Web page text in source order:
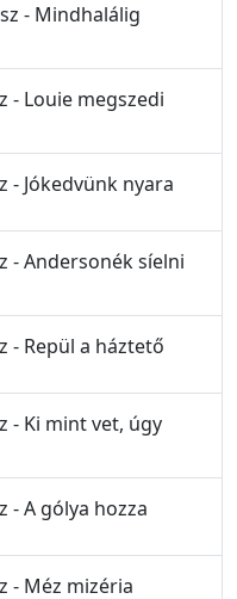
- Mindhalálig
- Louie megszedi
- Jókedvünk nyara
- Andersonék síelni
- Repül a háztető
- Ki mint vet, úgy
- A gólya hozza
- Méz mizéria